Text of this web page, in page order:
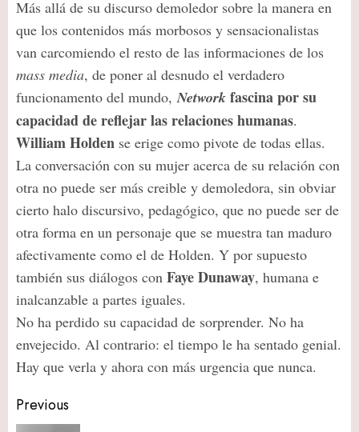
Más allá de su discurso demoledor sobre la manera en
que los contenidos más morbosos y sensacionalistas
van carcomiendo el resto de las informaciones de los
mass media, de poner al desnudo el verdadero
funcionamento del mundo,Network fascina por su
capacidad de reflejar las relaciones humanas.
William Holden se erige como pivote de todas ellas.
La conversación con su mujer acerca de su relación con
otra no puede ser más creible y demoledora, sin obviar
cierto halo discursivo, pedagógico, que no puede ser de
otra forma en un personaje que se muestra tan maduro
afectivamente como el de Holden. Y por supuesto
también sus diálogos con Faye Dunaway, humana e
inalcanzable a partes iguales.
No ha perdido su capacidad de sorprender. No ha
envejecido. Al contrario: el tiempo le ha sentado genial.
Hay que verla y ahora con más urgencia que nunca.
Post
Previous